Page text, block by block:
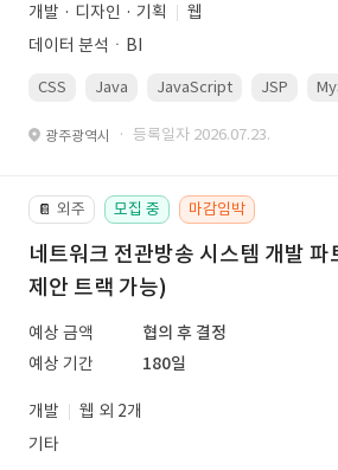
개발 · 디자인 · 기획
웹
데이터 분석ㆍBI
CSS Java JavaScript JSP
광주광역시 · 등록일자 2026.07.23.
📔 외주 모집 중 마감임박
네트워크 전관방송 시스템 개발
제안 트랙 가능)
예상 금액
협의 후 결정
예상 기간
180일
개발
웹 외 2개
기타